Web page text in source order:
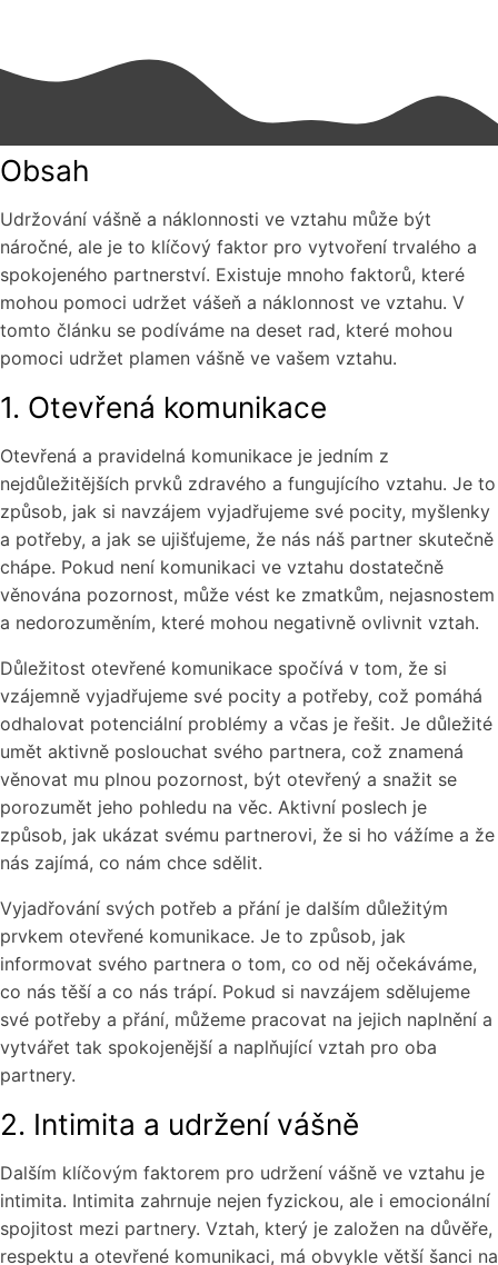
Obsah
Udržování vášně a náklonnosti ve vztahu může být
náročné, ale je to klíčový faktor pro vytvoření trvalého a
spokojeného partnerství. Existuje mnoho faktorů, které
mohou pomoci udržet vášeň a náklonnost ve vztahu. V
tomto článku se podíváme na deset rad, které mohou
pomoci udržet plamen vášně ve vašem vztahu.
1. Otevřená komunikace
Otevřená a pravidelná komunikace je jedním z
nejdůležitějších prvků zdravého a fungujícího vztahu. Je to
způsob, jak si navzájem vyjadřujeme své pocity, myšlenky
a potřeby, a jak se ujišťujeme, že nás náš partner skutečně
chápe. Pokud není komunikaci ve vztahu dostatečně
věnována pozornost, může vést ke zmatkům, nejasnostem
a nedorozuměním, které mohou negativně ovlivnit vztah.
Důležitost otevřené komunikace spočívá v tom, že si
vzájemně vyjadřujeme své pocity a potřeby, což pomáhá
odhalovat potenciální problémy a včas je řešit. Je důležité
umět aktivně poslouchat svého partnera, což znamená
věnovat mu plnou pozornost, být otevřený a snažit se
porozumět jeho pohledu na věc. Aktivní poslech je
způsob, jak ukázat svému partnerovi, že si ho vážíme a že
nás zajímá, co nám chce sdělit.
Vyjadřování svých potřeb a přání je dalším důležitým
prvkem otevřené komunikace. Je to způsob, jak
informovat svého partnera o tom, co od něj očekáváme,
co nás těší a co nás trápí. Pokud si navzájem sdělujeme
své potřeby a přání, můžeme pracovat na jejich naplnění a
vytvářet tak spokojenější a naplňující vztah pro oba
partnery.
2. Intimita a udržení vášně
Dalším klíčovým faktorem pro udržení vášně ve vztahu je
intimita. Intimita zahrnuje nejen fyzickou, ale i emocionální
spojitost mezi partnery. Vztah, který je založen na důvěře,
respektu a otevřené komunikaci, má obvykle větší šanci na